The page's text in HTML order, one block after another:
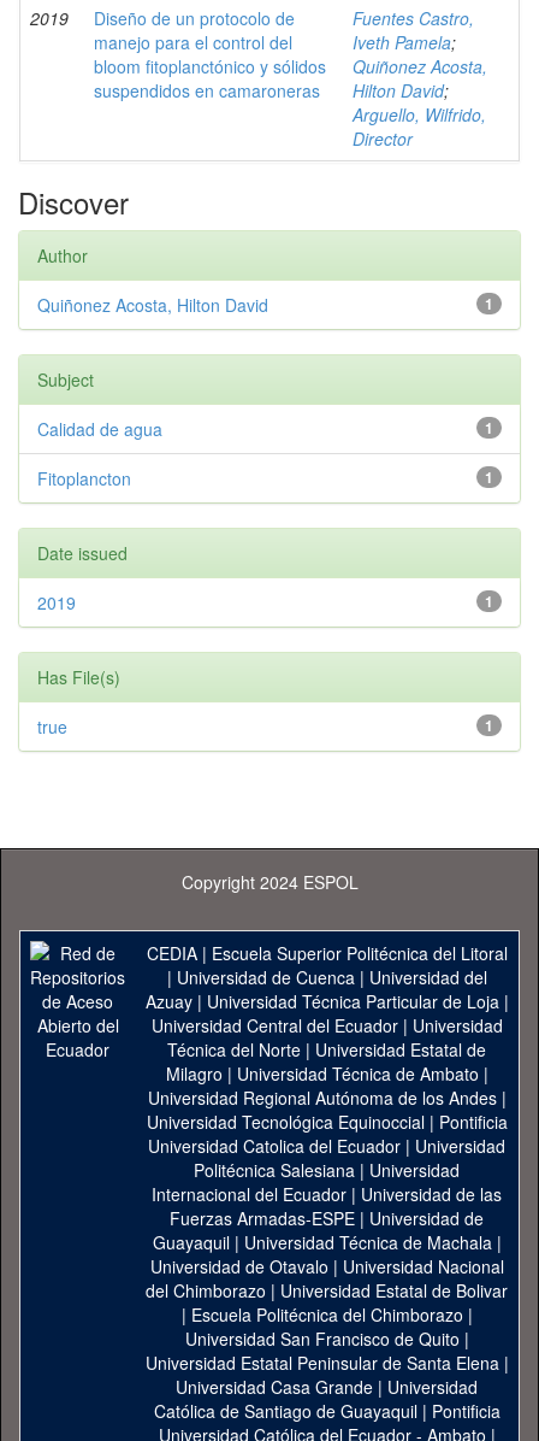
2019
Diseño de un protocolo de
manejo para el control del
bloom fitoplanctónico y sólidos
suspendidos en camaroneras
Fuentes Castro,
Iveth Pamela;
Quiñonez Acosta,
Hilton David;
Arguello, Wilfrido,
Director
Discover
Author
1
Quiñonez Acosta, Hilton David
Subject
1
Calidad de agua
1
Fitoplancton
Date issued
1
2019
Has File(s)
1
true
Copyright 2024 ESPOL
CEDIA| Escuela Superior Politécnica del Litoral
| Universidad de Cuenca| Universidad del
Azuay| Universidad Técnica Particular de Loja|
Universidad Central del Ecuador| Universidad
Técnica del Norte | Universidad Estatal de
Milagro | Universidad Técnica de Ambato |
Universidad Regional Autónoma de los Andes|
Universidad Tecnológica Equinoccial| Pontificia
Universidad Catolica del Ecuador | Universidad
Politécnica Salesiana | Universidad
Internacional del Ecuador | Universidad de las
Fuerzas Armadas-ESPE | Universidad de
Guayaquil| Universidad Técnica de Machala|
Universidad de Otavalo | Universidad Nacional
del Chimborazo | Universidad Estatal de Bolivar
| Escuela Politécnica del Chimborazo |
Universidad San Francisco de Quito |
Universidad Estatal Peninsular de Santa Elena|
Universidad Casa Grande | Universidad
Católica de Santiago de Guayaquil| Pontificia
Universidad Católica del Ecuador - Ambato |